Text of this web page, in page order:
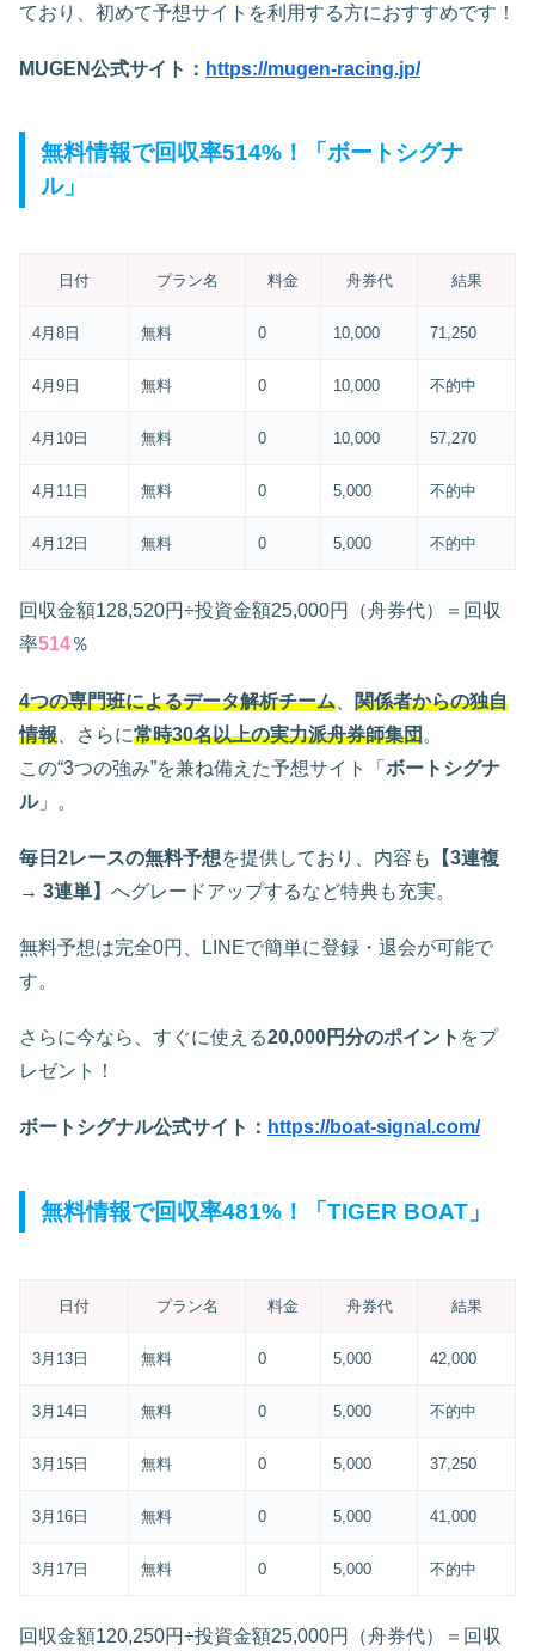
ており、初めて予想サイトを利用する方におすすめです！
MUGEN公式サイト： https://mugen-racing.jp/
無料情報で回収率514%！「ボートシグナ
ル」
日付 プラン名 料金 舟券代 結果
4月8日 無料 0 10,000 71,250
4月9日 無料 0 10,000 不的中
4月10日 無料 0 10,000 57,270
4月11日 無料 0 5,000 不的中
4月12日 無料 0 5,000 不的中
回収金額128,520円÷投資金額25,000円（舟券代）＝回収
率514％
4つの専門班によるデータ解析チーム
関係者からの独自
情報 、さらに常時30名以上の実力派舟券師集団。
この“3つの強み”を兼ね備えた予想サイト「 ボートシグナ
ル」。
毎日2レースの無料予想を提供しており、内容も
【3連複
→ 3連単】 へグレードアップするなど特典も充実。
無料予想は完全0円、LINEで簡単に登録・退会が可能で
す。
さらに今なら、すぐに使える20,000円分のポイント をプ
レゼント！
ボートシグナル公式サイト： https://boat-signal.com/
無料情報で回収率481%！「TIGER BOAT」
日付 プラン名 料金 舟券代 結果
3月13日 無料 0 5,000 42,000
3月14日 無料 0 5,000 不的中
3月15日 無料 0 5,000 37,250
3月16日 無料 0 5,000 41,000
3月17日 無料 0 5,000 不的中
回収金額120,250円÷投資金額25,000円（舟券代）＝回収